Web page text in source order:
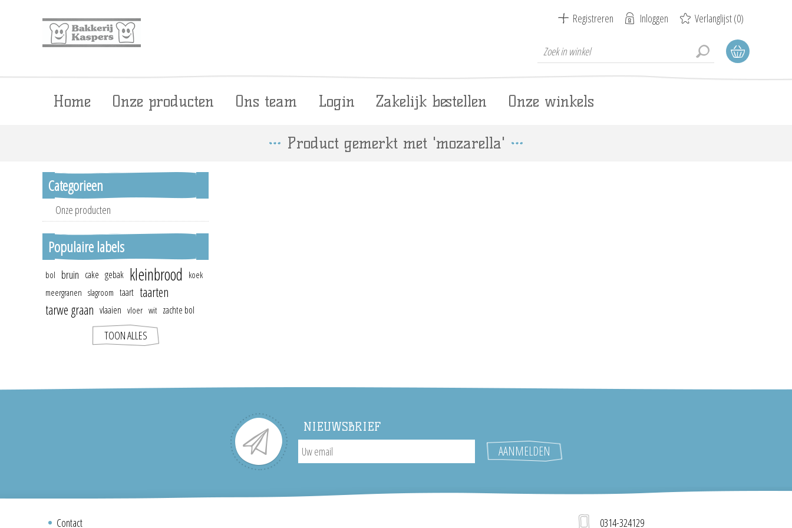
Registreren Inloggen Verlanglijst(0)
Home Onze producten Ons team Login Zakelijk bestellen Onze winkels
Product gemerkt met 'mozarella'
Categorieen
Onze producten
Populaire labels
bol bruin cake gebak kleinbrood
koek
meergranen slagroom taart taarten
tarwe graan vlaaien vloer wit zachte bol
TOON ALLES
NIEUWSBRIEF
Contact 0314-324129